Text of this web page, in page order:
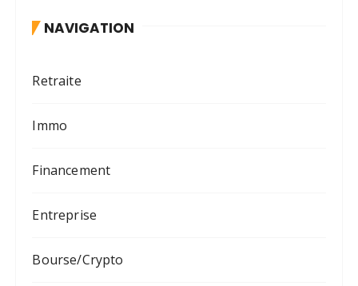
NAVIGATION
Retraite
Immo
Financement
Entreprise
Bourse/Crypto